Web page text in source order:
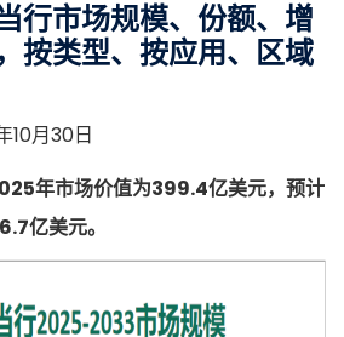
行市场规模、份额、增
按类型、按应用、区域
10月30日
年市场价值为399.4亿美元，预计
亿美元。